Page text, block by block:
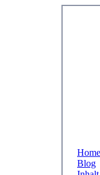
Home
Blog